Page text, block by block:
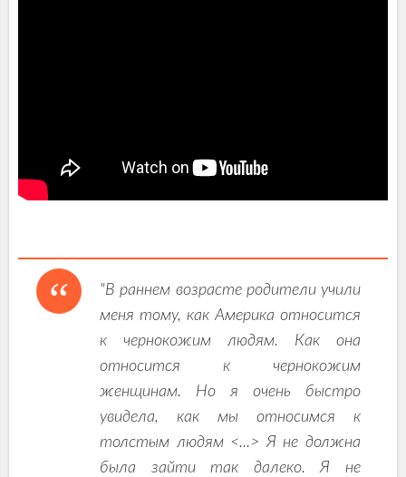
"В раннем возрасте родители учили
меня тому, как Америка относится
к чернокожим людям. Как она
относится к чернокожим
женщинам. Но я очень быстро
увидела, как мы относимся к
толстым людям <...> Я не должна
была зайти так далеко. Я не